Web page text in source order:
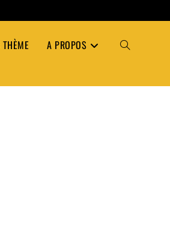
THÈME A PROPOS TOGGLE